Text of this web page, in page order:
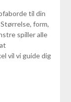
til din
form,
spiller alle
vil vi guide dig